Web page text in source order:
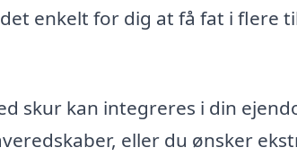
enkelt for dig at få fat i flere
skur kan integreres i din
eller du ønsker